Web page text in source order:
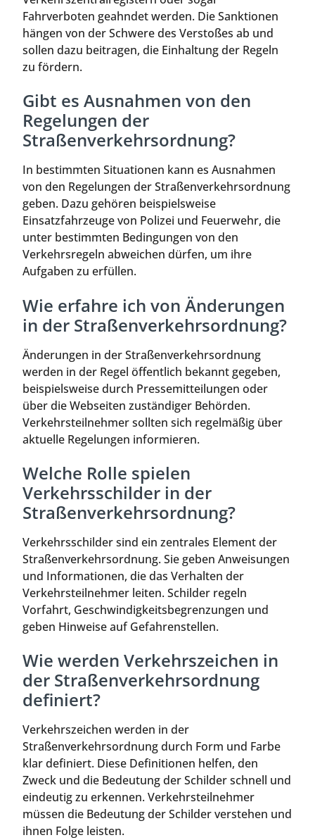
Fahrverboten geahndet werden. Die Sanktionen
hängen von der Schwere des Verstoßes ab und
sollen dazu beitragen, die Einhaltung der Regeln
zu fördern.
Gibt es Ausnahmen von den
Regelungen der
Straßenverkehrsordnung?
In bestimmten Situationen kann es Ausnahmen
von den Regelungen der Straßenverkehrsordnung
geben. Dazu gehören beispielsweise
Einsatzfahrzeuge von Polizei und Feuerwehr, die
unter bestimmten Bedingungen von den
Verkehrsregeln abweichen dürfen, um ihre
Aufgaben zu erfüllen.
Wie erfahre ich von Änderungen
in der Straßenverkehrsordnung?
Änderungen in der Straßenverkehrsordnung
werden in der Regel öffentlich bekannt gegeben,
beispielsweise durch Pressemitteilungen oder
über die Webseiten zuständiger Behörden.
Verkehrsteilnehmer sollten sich regelmäßig über
aktuelle Regelungen informieren.
Welche Rolle spielen
Verkehrsschilder in der
Straßenverkehrsordnung?
Verkehrsschilder sind ein zentrales Element der
Straßenverkehrsordnung. Sie geben Anweisungen
und Informationen, die das Verhalten der
Verkehrsteilnehmer leiten. Schilder regeln
Vorfahrt, Geschwindigkeitsbegrenzungen und
geben Hinweise auf Gefahrenstellen.
Wie werden Verkehrszeichen in
der Straßenverkehrsordnung
definiert?
Verkehrszeichen werden in der
Straßenverkehrsordnung durch Form und Farbe
klar definiert. Diese Definitionen helfen, den
Zweck und die Bedeutung der Schilder schnell und
eindeutig zu erkennen. Verkehrsteilnehmer
müssen die Bedeutung der Schilder verstehen und
ihnen Folge leisten.